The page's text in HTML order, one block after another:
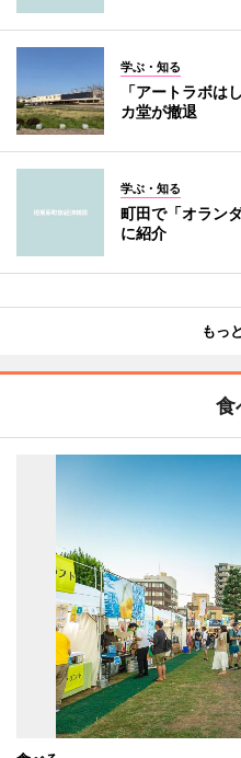
学ぶ・知る
「アートラボ
カ堂が撤退
学ぶ・知る
町田で「オラン
に紹介
もっ
食